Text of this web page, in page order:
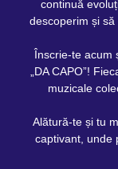
continuă
descoperim și
Înscrie-te acum
„DA CAPO”!
muzicale
Alătură-te și tu
captivant, unde